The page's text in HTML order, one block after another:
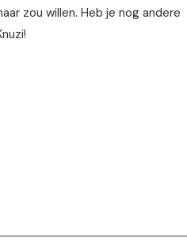
zou willen. Heb je nog andere